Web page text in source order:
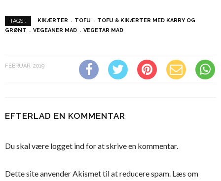
TAGS : KIKÆRTER TOFU
TOFU & KIKÆRTER MED KARRY OG
GRØNT
VEGEANER MAD VEGETAR MAD
FEBRUAR, 2019
EFTERLAD EN KOMMENTAR
Du skal være logget indfor at skrive en kommentar.
Dette site anvender Akismet til at reducere spam. Læs om